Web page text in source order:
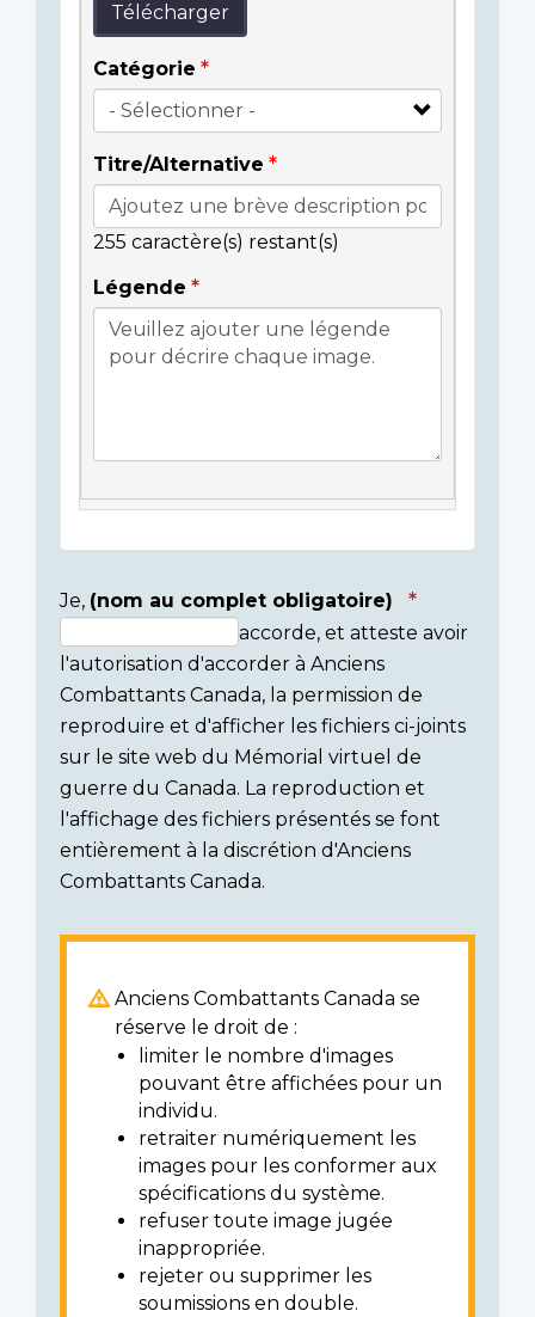
Télécharger
Catégorie
Titre/Alternative
255 caractère(s) restant(s)
Légende
Consent
section
Je, (nom au complet obligatoire)
accorde, et atteste avoir
l'autorisation d'accorder à Anciens
Combattants Canada, la permission de
reproduire et d'afficher les fichiers ci-joints
sur le site web du Mémorial virtuel de
guerre du Canada. La reproduction et
l'affichage des fichiers présentés se font
entièrement à la discrétion d'Anciens
Combattants Canada.
Anciens Combattants Canada se
réserve le droit de :
limiter le nombre d'images
pouvant être affichées pour un
individu.
retraiter numériquement les
images pour les conformer aux
spécifications du système.
refuser toute image jugée
inappropriée.
rejeter ou supprimer les
soumissions en double.